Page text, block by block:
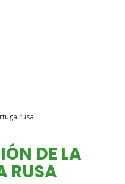
rusa
DE LA
RUSA